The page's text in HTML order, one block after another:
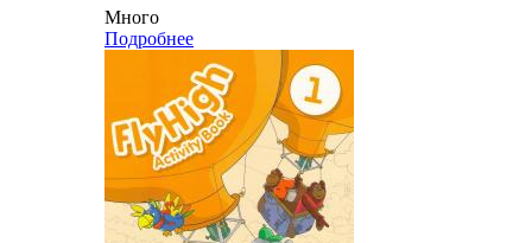
Много
Подробнее